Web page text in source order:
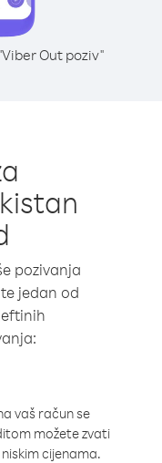
Out poziv"
pozivanja
jedan od
vaš račun se
možete zvati
cijenama.